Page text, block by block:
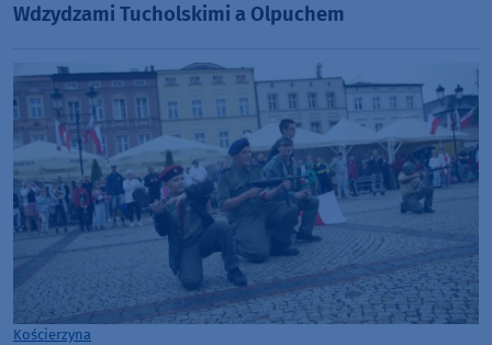
Wdzydzami Tucholskimi a Olpuchem
Kościerzyna